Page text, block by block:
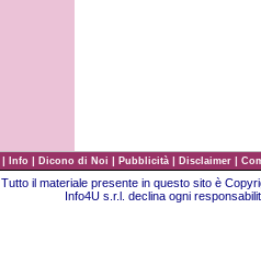
| Info | Dicono di Noi | Pubblicità | Disclaimer |
Tutto il materiale presente in questo sito è
Info4U s.r.l. declina ogni